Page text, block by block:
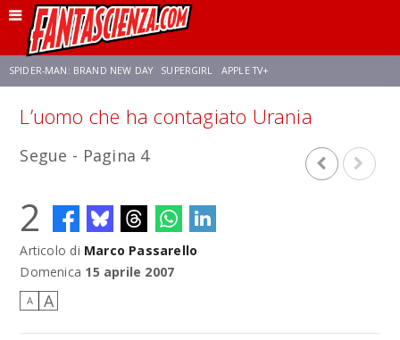
SPIDER-MAN: BRAND NEW DAY SUPERGIRL APPLE TV+
STAR TREK
L’uomo che ha contagiato Urania
Segue - Pagina 4
2
Articolo di Marco Passarello
Domenica 15 aprile 2007
A A